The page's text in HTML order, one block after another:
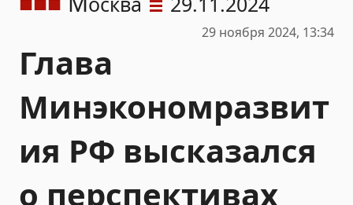
29 ноября 2024, 13:34
Глава
Минэкономразвит
ия РФ высказался
о перспективах